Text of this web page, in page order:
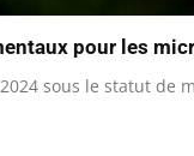
pour les
2024 sous le statut de